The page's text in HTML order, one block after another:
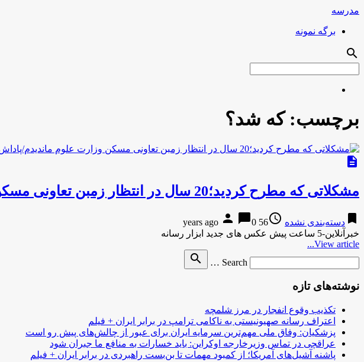
مدرسه
برگه نمونه
search
برچسب:که شد؟
description
مشکلاتی که مطرح کردید؛20 سال در انتظار زمبن تعاونی مسکن وزارت علوم ماندیدم/پاداش فرهنگیان چه شد؟
bookmark دسته‌بندی نشده access_time
56 years ago
person chat_bubble0
خبرآنلاین-5 ساعت پیش عکس های جدید ابزار رسانه
View article...
Search …
search
نوشته‌های تازه
تکذیب وقوع انفجار در مرز شلمچه
اعتراف رسانه صهیونیستی به ناکامی ترامپ در برابر ایران + فیلم
پزشکیان: وفاق ملی مهم‌ترین سرمایه ایران برای عبور از چالش‌های پیش رو است
عراقچی در تماس وزیرخارجه اوکراین: باید خسارات به منافع ما جبران شود
پاشنه آشیل‌های آمریکا؛ از کمبود مهمات تا بن‌بست راهبردی در برابر ایران + فیلم